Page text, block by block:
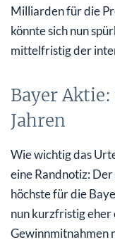
Milliarden für die
könnte sich nun
mittelfristig der
Bayer
Jahren
Wie wichtig das
eine Randnotiz:
höchste für die
nun kurzfristig eher
Gewinnmitnahmen